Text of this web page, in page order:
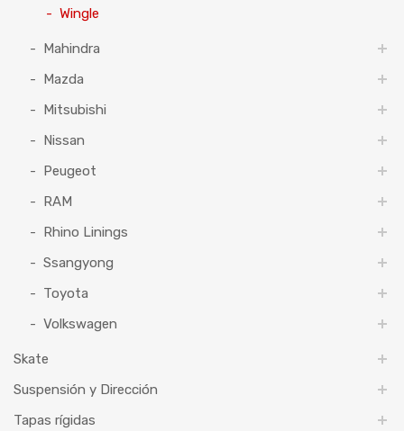
Wingle
Mahindra
Mazda
Mitsubishi
Nissan
Peugeot
RAM
Rhino Linings
Ssangyong
Toyota
Volkswagen
Skate
Suspensión y Dirección
Tapas rígidas